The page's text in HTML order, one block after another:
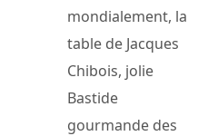
mondialement, la
table de Jacques
Chibois, jolie
Bastide
gourmande des